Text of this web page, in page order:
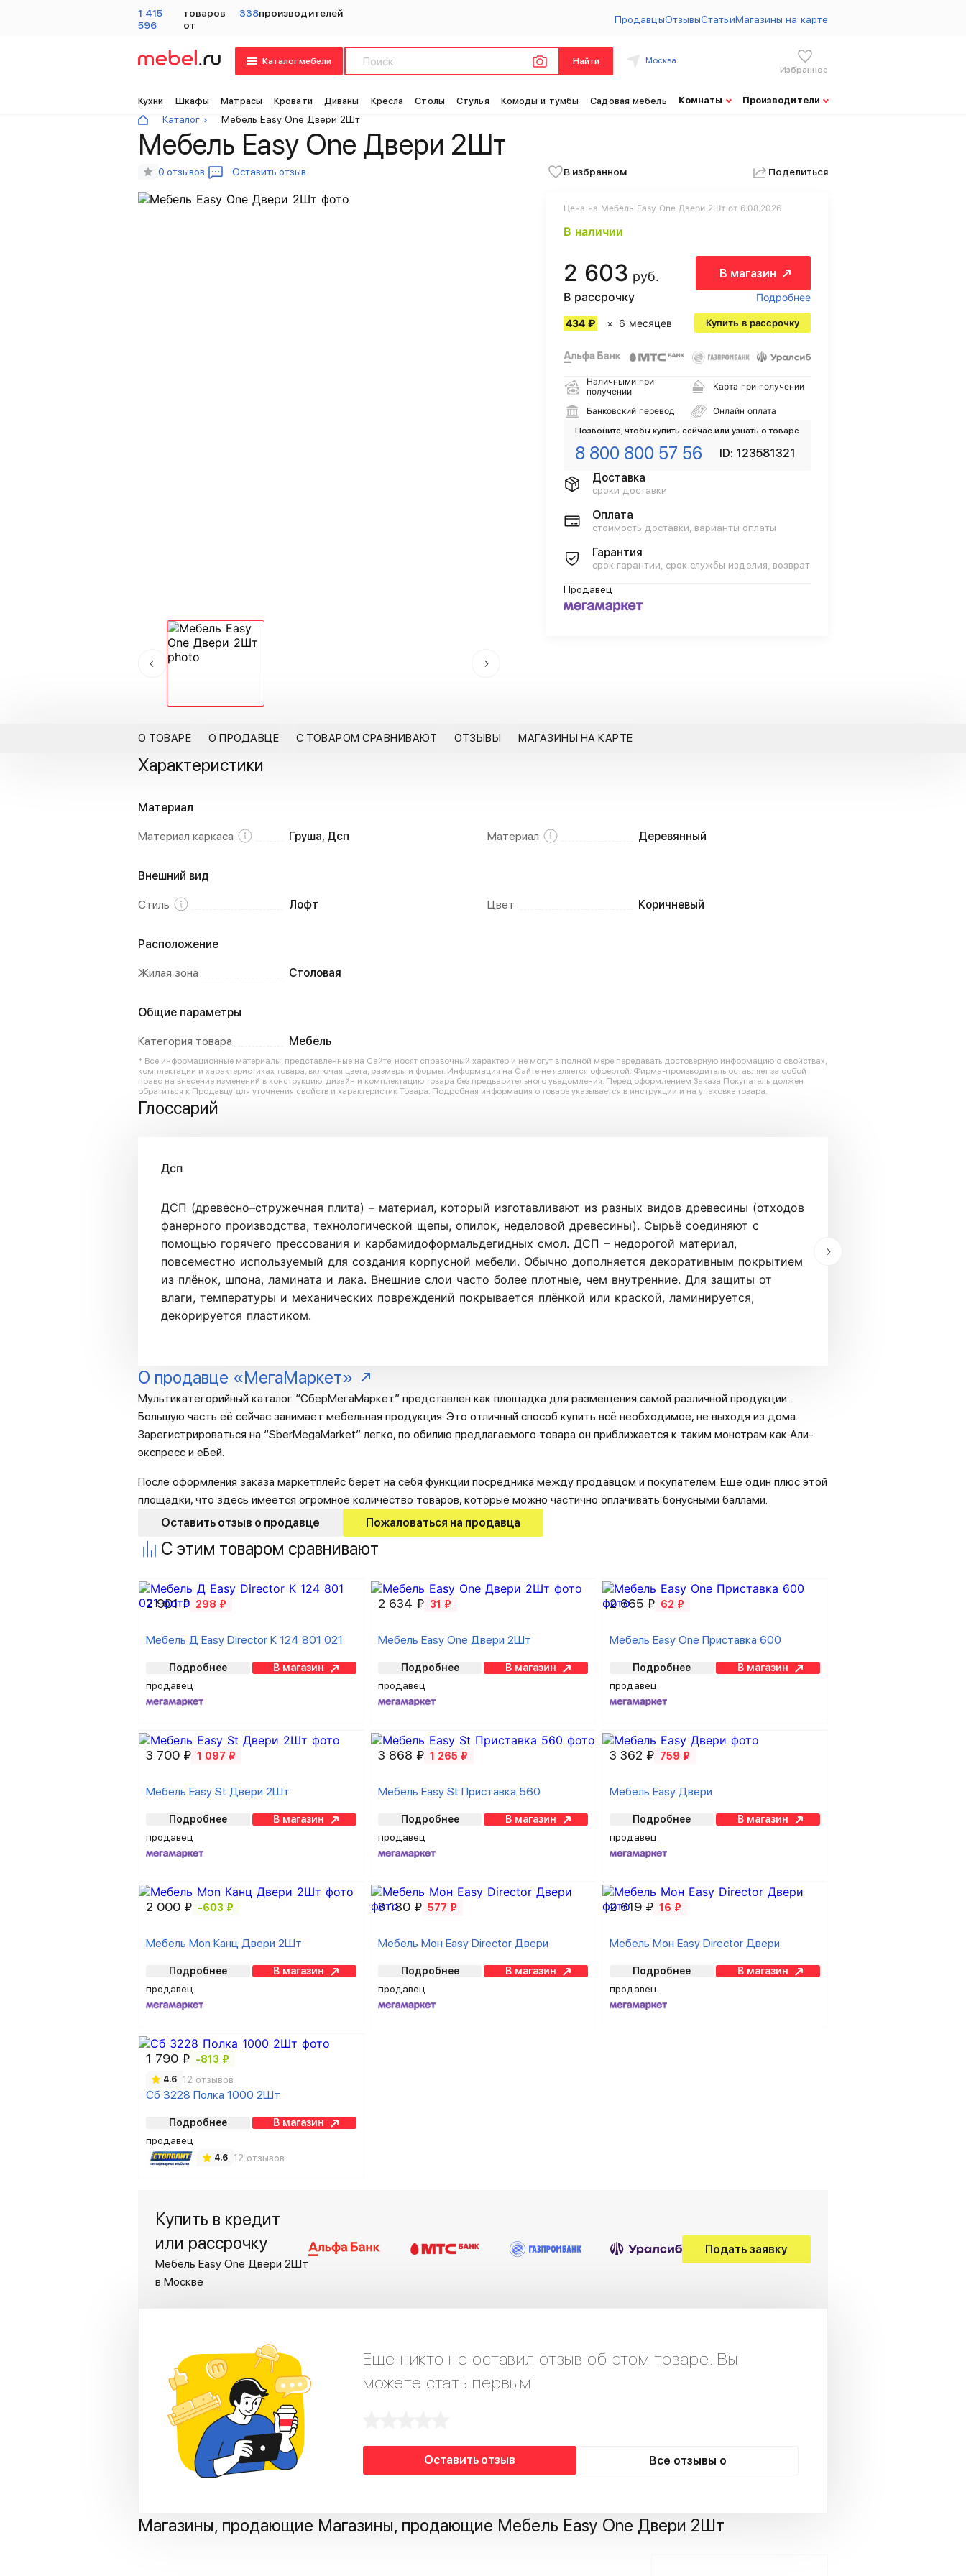
1 415
596
товаров
от
338производителей
ПродавцыОтзывыСтатьиМагазины на карте
Каталог мебели Найти
Москва
Избранное
Кухни Шкафы Матрасы Кровати Диваны Кресла Столы Стулья Комоды и тумбы Садовая мебель Комнаты Производители
Каталог Мебель Easy One Двери 2Шт
Мебель Easy One Двери 2Шт
0 отзывов Оставить отзыв В избранном Поделиться
Цена на Мебель Easy One Двери 2Шт от 6.08.2026
В наличии
2 603 руб. В магазин
В рассрочку Подробнее
434 ₽ 6 месяцев Купить в рассрочку
Наличными при
получении
Карта при получении
Банковский перевод Онлайн оплата
Позвоните, чтобы купить сейчас или узнать о товаре
8 800 800 57 56
ID: 123581321
Доставка
сроки доставки
Оплата
стоимость доставки, варианты оплаты
Гарантия
срок гарантии, срок службы изделия, возврат
Продавец
О ТОВАРЕ О ПРОДАВЦЕ С ТОВАРОМ СРАВНИВАЮТ ОТЗЫВЫ МАГАЗИНЫ НА КАРТЕ
Характеристики
Материал
Материал каркаса Груша, Дсп Материал Деревянный
Внешний вид
Стиль Лофт Цвет Коричневый
Расположение
Жилая зона Столовая
Общие параметры
Категория товара Мебель
* Все информационные материалы, представленные на Сайте, носят справочный характер и не могут в полной мере передавать достоверную информацию о свойствах,
комплектации и характеристиках товара, включая цвета, размеры и формы. Информация на Сайте не является оффертой. Фирма-производитель оставляет за собой
право на внесение изменений в конструкцию, дизайн и комплектацию товара без предварительного уведомления. Перед оформлением Заказа Покупатель должен
обратиться к Продавцу для уточнения свойств и характеристик Товара. Подробная информация о товаре указывается в инструкции и на упаковке товара.
Глоссарий
Дсп
ДСП (древесно–стружечная плита) – материал, который изготавливают из разных видов древесины (отходов
фанерного производства, технологической щепы, опилок, неделовой древесины). Сырьё соединяют с
помощью горячего прессования и карбамидоформальдегидных смол. ДСП – недорогой материал,
повсеместно используемый для создания корпусной мебели. Обычно дополняется декоративным покрытием
из плёнок, шпона, ламината и лака. Внешние слои часто более плотные, чем внутренние. Для защиты от
влаги, температуры и механических повреждений покрывается плёнкой или краской, ламинируется,
декорируется пластиком.
О продавце «МегаМаркет»
Оставить отзыв о продавце Пожаловаться на продавца
Мультикатегорийный каталог “СберМегаМаркет” представлен как площадка для размещения самой различной продукции.
Большую часть её сейчас занимает мебельная продукция. Это отличный способ купить всё необходимое, не выходя из дома.
Зарегистрироваться на “SberMegaMarket” легко, по обилию предлагаемого товара он приближается к таким монстрам как Али-
экспресс и еБей.
После оформления заказа маркетплейс берет на себя функции посредника между продавцом и покупателем. Еще один плюс этой
площадки, что здесь имеется огромное количество товаров, которые можно частично оплачивать бонусными баллами.
С этим товаром сравнивают
2 901 ₽ 298 ₽
Мебель Д Easy Director К 124 801 021
Подробнее
В магазин
продавец
2 634 ₽ 31 ₽
Мебель Easy One Двери 2Шт
Подробнее
В магазин
продавец
2 665 ₽ 62 ₽
Мебель Easy One Приставка 600
Подробнее
В магазин
продавец
3 700 ₽ 1 097 ₽
Мебель Easy St Двери 2Шт
Подробнее
В магазин
продавец
3 868 ₽ 1 265 ₽
Мебель Easy St Приставка 560
Подробнее
В магазин
продавец
3 362 ₽ 759 ₽
Мебель Easy Двери
Подробнее
В магазин
продавец
2 000 ₽ -603 ₽
Мебель Mon Канц Двери 2Шт
Подробнее
В магазин
продавец
3 180 ₽ 577 ₽
Мебель Мон Easy Director Двери
Подробнее
В магазин
продавец
2 619 ₽ 16 ₽
Мебель Мон Easy Director Двери
Подробнее
В магазин
продавец
1 790 ₽ -813 ₽
4.6 12 отзывов
Сб 3228 Полка 1000 2Шт
Подробнее
В магазин
продавец
4.6 12 отзывов
Купить в кредит
или рассрочку
Мебель Easy One Двери 2Шт
в Москве
Подать заявку
Еще никто не оставил отзыв об этом товаре. Вы
можете стать первым
Оставить отзыв Все отзывы о
Магазины, продающие Магазины, продающие Мебель Easy One Двери 2Шт